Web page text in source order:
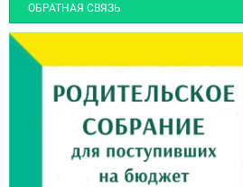
ОБРАТНАЯ СВЯЗЬ